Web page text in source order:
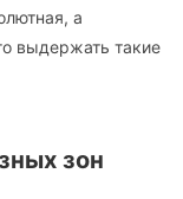
а
выдержать такие
зон